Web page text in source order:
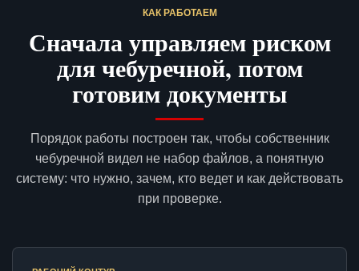
КАК РАБОТАЕМ
Сначала управляем риском
для чебуречной, потом
готовим документы
Порядок работы построен так, чтобы собственник
чебуречной видел не набор файлов, а понятную
систему: что нужно, зачем, кто ведет и как действовать
при проверке.